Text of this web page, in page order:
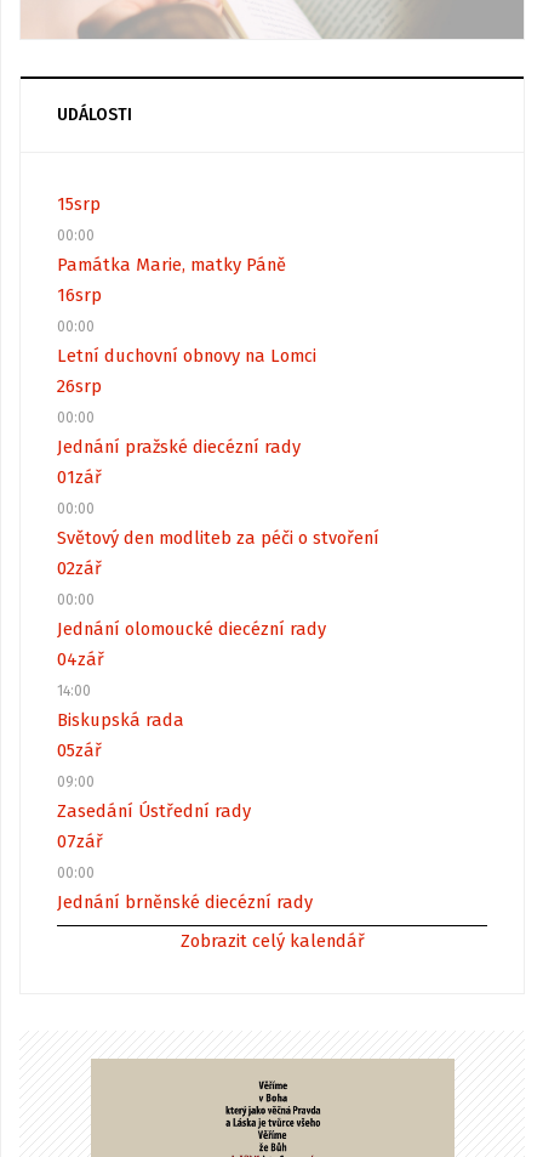
UDÁLOSTI
15srp
00:00
Památka Marie, matky Páně
16srp
00:00
Letní duchovní obnovy na Lomci
26srp
00:00
Jednání pražské diecézní rady
01zář
00:00
Světový den modliteb za péči o stvoření
02zář
00:00
Jednání olomoucké diecézní rady
04zář
14:00
Biskupská rada
05zář
09:00
Zasedání Ústřední rady
07zář
00:00
Jednání brněnské diecézní rady
Zobrazit celý kalendář